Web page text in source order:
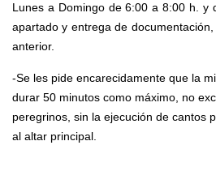
Lunes a Domingo de 6:00 a 8:00 h. y
apartado y entrega de
anterior.
-Se les pide encarecidamente que la
durar 50 minutos como máximo, no
peregrinos, sin la ejecución de cantos
al altar principal.